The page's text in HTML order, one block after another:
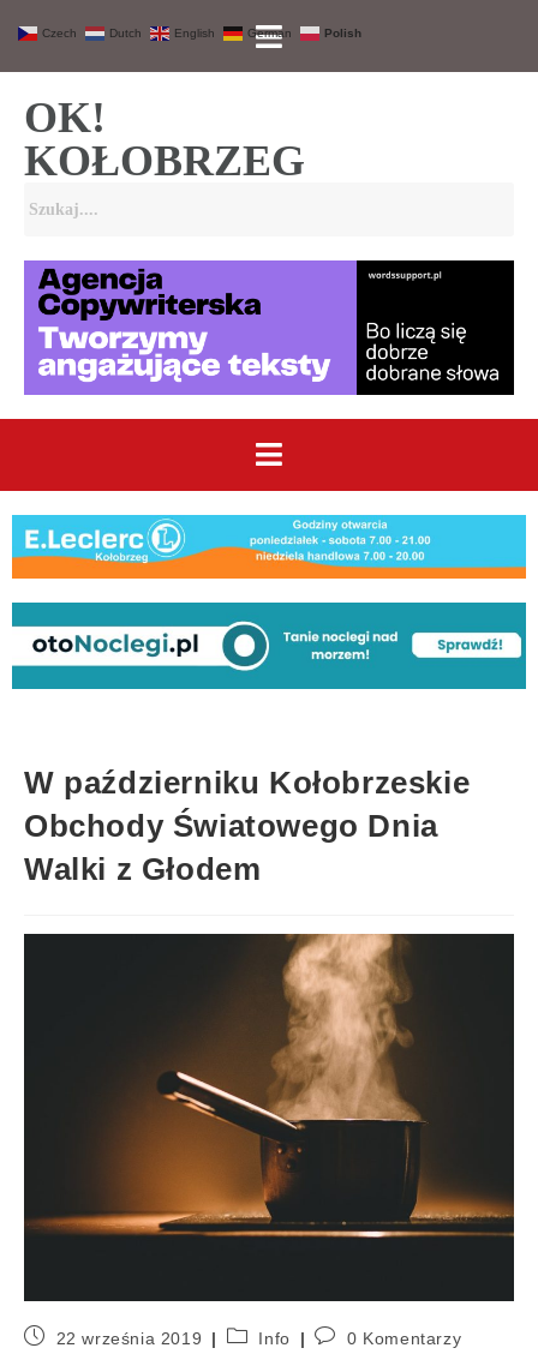
OK!
KOŁOBRZEG
W październiku Kołobrzeskie
Obchody Światowego Dnia
Walki z Głodem
22 września 2019 Info 0 Komentarzy
Czech Dutch English German Polish